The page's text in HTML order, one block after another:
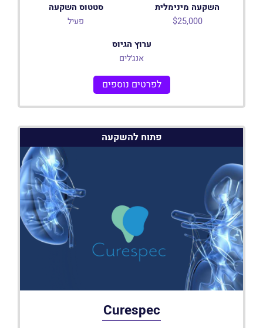
השקעה מינימלית
$25,000
סטטוס השקעה
פעיל
ערוץ הגיוס
אנג׳לים
לפרטים נוספים
פתוח להשקעה
Curespec